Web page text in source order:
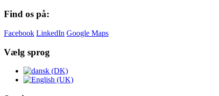
Find os på:
Facebook LinkedIn Google Maps
Vælg sprog